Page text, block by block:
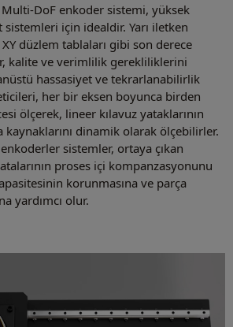
DoF enkoder sistemi, yüksek
için idealdir. Yarı iletken
düzlem tablaları gibi son derece
kalite ve verimlilik gerekliliklerini
hassasiyet ve tekrarlanabilirlik
her bir eksen boyunca birden
ölçerek, lineer kılavuz yataklarının
kaynaklarını dinamik olarak ölçebilirler.
sistemler, ortaya çıkan
proses içi kompanzasyonunu
korunmasına ve parça
yardımcı olur.